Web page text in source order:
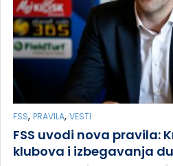
FSS, PRAVILA, VESTI
FSS uvodi nova pravila:
klubova i izbegavanja